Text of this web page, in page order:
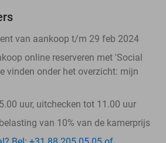
van aankoop t/m 29 feb 2024
online reserveren met 'Social
vinden onder het overzicht: mijn
uur, uitchecken tot 11.00 uur
van 10% van de kamerprijs